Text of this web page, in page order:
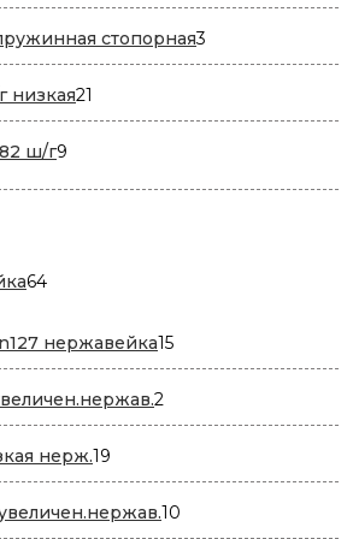
товара
стопорная3
товара
низкая21
товар
ш/г9
6464
нержавейка1515
товаров
2
товара
нерж.19
товаров
10